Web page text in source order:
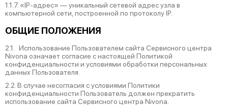
1.1.7. «IP-адрес» — уникальный сетевой адрес узла в
компьютерной сети, построенной по протоколу IP.
ОБЩИЕ ПОЛОЖЕНИЯ
2.1. Использование Пользователем сайта Сервисного центра
Nivona означает согласие с настоящей Политикой
конфиденциальности и условиями обработки персональных
данных Пользователя.
2.2. В случае несогласия с условиями Политики
конфиденциальности Пользователь должен прекратить
использование сайта Сервисного центра Nivona.